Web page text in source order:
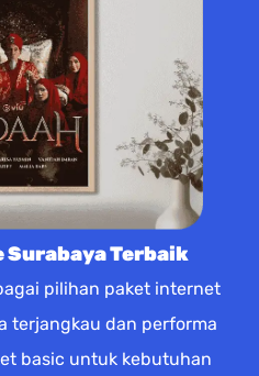
Surabaya Terbaik
pilihan paket internet
terjangkau dan performa
basic untuk kebutuhan